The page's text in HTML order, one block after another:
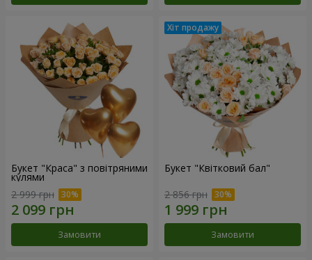
Букет "Краса" з повітряними
кулями
2 999 грн
Замовити
Букет "Квітковий бал"
2 856 грн
Замовити